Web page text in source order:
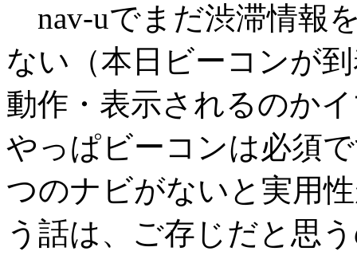
nav-uでまだ渋滞情報
ない（本日ビーコンが
動作・表示されるのか
やっぱビーコンは必須
つのナビがないと実用
う話は、ご存じだと思